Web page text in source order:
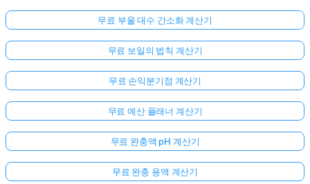
째
문
기
무료 부울 대수 간소화 계산기
무료 보일의 법칙 계산기
무료 손익분기점 계산기
무료 예산 플래너 계산기
무료 완충액 pH 계산기
무료 완충 용액 계산기